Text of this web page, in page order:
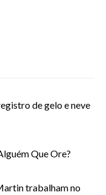
de gelo e neve
Que Ore?
trabalham no